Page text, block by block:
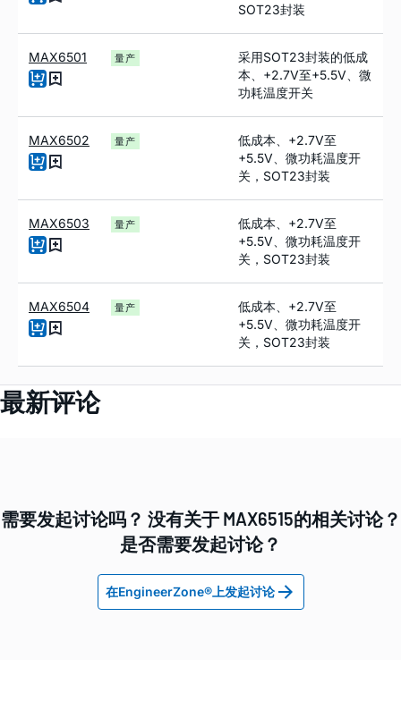
SOT23封装
MAX6501 量产
采用SOT23封装的低成
本、+2.7V至+5.5V、微
功耗温度开关
MAX6502 量产
低成本、+2.7V至
+5.5V、微功耗温度开
关，SOT23封装
MAX6503 量产
低成本、+2.7V至
+5.5V、微功耗温度开
关，SOT23封装
MAX6504 量产
低成本、+2.7V至
+5.5V、微功耗温度开
关，SOT23封装
最新评论
需要发起讨论吗？ 没有关于 MAX6515的相关讨论？
是否需要发起讨论？
在EngineerZone®上发起讨论